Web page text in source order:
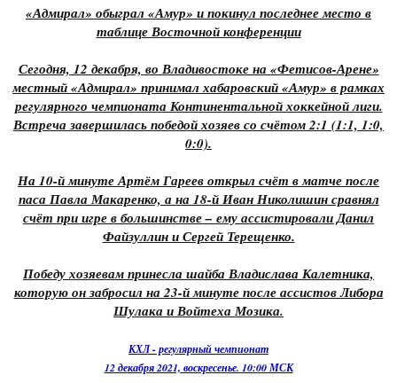
«Адмирал» обыграл «Амур» и покинул последнее место в
таблице Восточной конференции
Сегодня, 12 декабря, во Владивостоке на «Фетисов-Арене»
местный «Адмирал» принимал хабаровский «Амур» в рамках
регулярного чемпионата Континентальной хоккейной лиги.
Встреча завершилась победой хозяев со счётом 2:1 (1:1, 1:0,
0:0).
На 10-й минуте Артём Гареев открыл счёт в матче после
паса Павла Макаренко, а на 18-й Иван Николишин сравнял
счёт при игре в большинстве – ему ассистировали Данил
Файзуллин и Сергей Терещенко.
Победу хозяевам принесла шайба Владислава Калетника,
которую он забросил на 23-й минуте после ассистов Либора
Шулака и Войтеха Мозика.
КХЛ - регулярный чемпионат
12 декабря 2021, воскресенье. 10:00 МСК